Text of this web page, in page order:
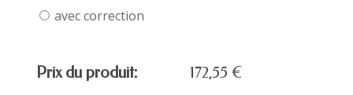
avec correction
Prix du produit: 172,55 €